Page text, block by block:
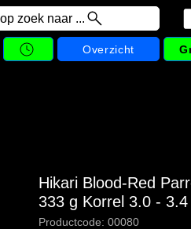
op zoek naar ...
Overzicht
Hikari Blood-Red
333 g Korrel 3.0 -
Productcode: 00080